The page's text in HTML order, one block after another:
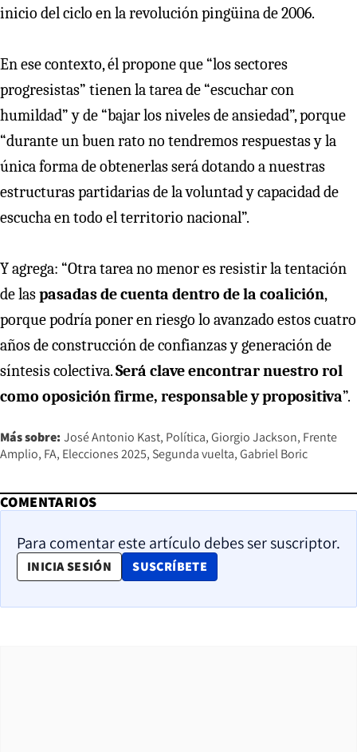
inicio del ciclo en la revolución pingüina de 2006.
En ese contexto, él propone que “los sectores
progresistas” tienen la tarea de “escuchar con
humildad” y de “bajar los niveles de ansiedad”, porque
“durante un buen rato no tendremos respuestas y la
única forma de obtenerlas será dotando a nuestras
estructuras partidarias de la voluntad y capacidad de
escucha en todo el territorio nacional”.
Y agrega: “Otra tarea no menor es resistir la tentación
de laspasadas de cuenta dentro de la coalición,
porque podría poner en riesgo lo avanzado estos cuatro
años de construcción de confianzas y generación de
síntesis colectiva.Será clave encontrar nuestro rol
como oposición firme, responsable y propositiva”.
Más sobre: José Antonio Kast Política Giorgio Jackson Frente
Amplio FA Elecciones 2025 Segunda vuelta Gabriel Boric
COMENTARIOS
Para comentar este artículo debes ser suscriptor.
INICIA SESIÓN SUSCRÍBETE
OPENS IN NEW WINDOW